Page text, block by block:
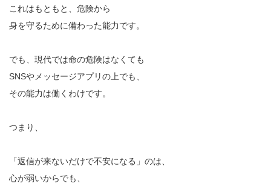
これはもともと、危険から
身を守るために備わった能力です。
でも、現代では命の危険はなくても
SNSやメッセージアプリの上でも、
その能力は働くわけです。
つまり、
「返信が来ないだけで不安になる」のは、
心が弱いからでも、